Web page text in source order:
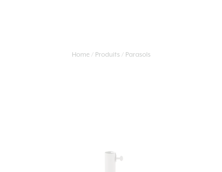
Home Produits Parasols